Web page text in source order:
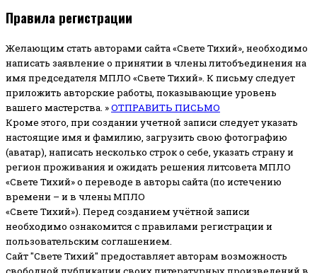
Правила регистрации
Желающим стать авторами сайта «Свете Тихий», необходимо
написать заявление о принятии в члены литобъединения на
имя председателя МПЛО «Свете Тихий». К письму следует
приложить авторские работы, показывающие уровень
вашего мастерства. »ОТПРАВИТЬ ПИСЬМО
Кроме этого, при создании учетной записи следует указать
настоящие имя и фамилию, загрузить свою фотографию
(аватар), написать несколько строк о себе, указать страну и
регион проживания и ожидать решения литсовета МПЛО
«Свете Тихий» о переводе в авторы сайта (по истечению
времени – и в члены МПЛО
«Свете Тихий»). Перед созданием учётной записи
необходимо ознакомится с правилами регистрации и
пользовательским соглашением.
Сайт "Свете Тихий" предоставляет авторам возможность